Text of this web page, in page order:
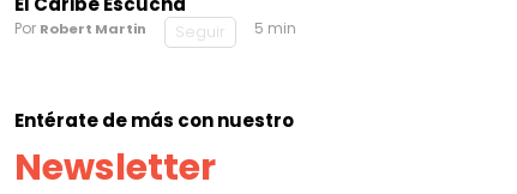
Por Robert Martin Seguir 5 min
Entérate de más con nuestro
Newsletter